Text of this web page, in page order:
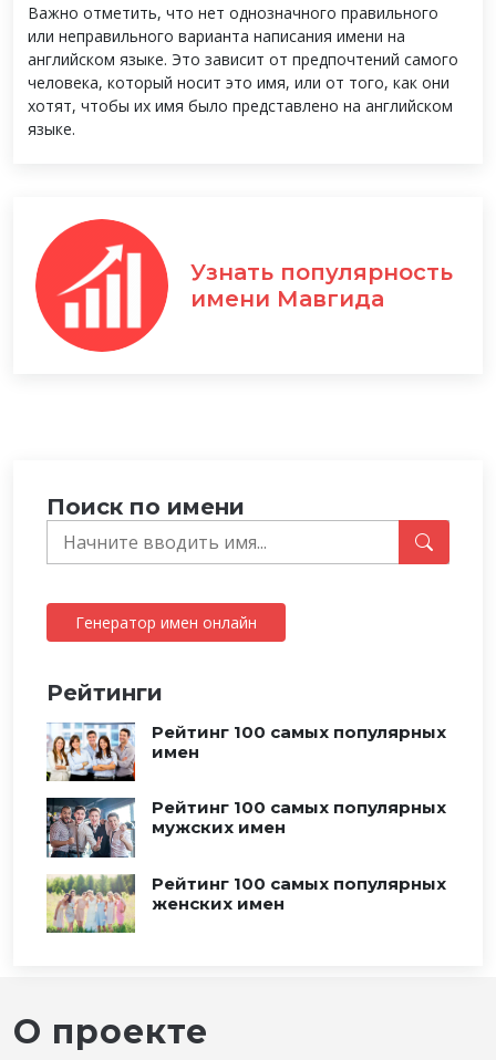
Важно отметить, что нет однозначного правильного
или неправильного варианта написания имени на
английском языке. Это зависит от предпочтений самого
человека, который носит это имя, или от того, как они
хотят, чтобы их имя было представлено на английском
языке.
Узнать популярность
имени Мавгида
Поиск по имени
Генератор имен онлайн
Рейтинги
Рейтинг 100 самых популярных
имен
Рейтинг 100 самых популярных
мужских имен
Рейтинг 100 самых популярных
женских имен
О проекте